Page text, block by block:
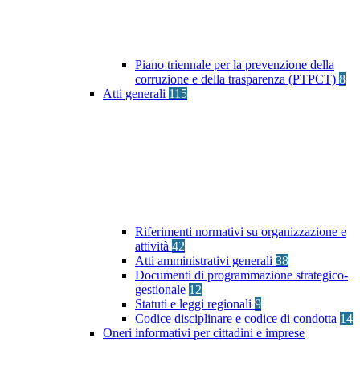
Piano triennale per la prevenzione della
corruzione e della trasparenza (PTPCT) 8
Atti generali 115
Riferimenti normativi su organizzazione e
attività 42
Atti amministrativi generali 38
Documenti di programmazione strategico-
gestionale 12
Statuti e leggi regionali 9
Codice disciplinare e codice di condotta 14
Oneri informativi per cittadini e imprese